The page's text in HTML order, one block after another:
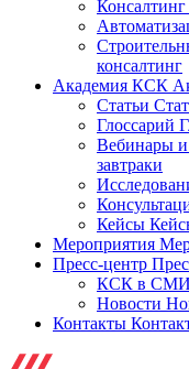
Консалтинг
консалтинг
Академия КСК
Статьи
Глоссарий
Вебинары и
завтраки
Кейсы
Мероприятия
Пресс-центр
КСК в СМИ
Новости
Контакты